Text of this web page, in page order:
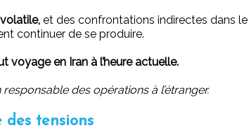
et des confrontations indirectes dans le
continuer de se produire.
voyage en Iran à l’heure actuelle.
des opérations à l’étranger.
des tensions